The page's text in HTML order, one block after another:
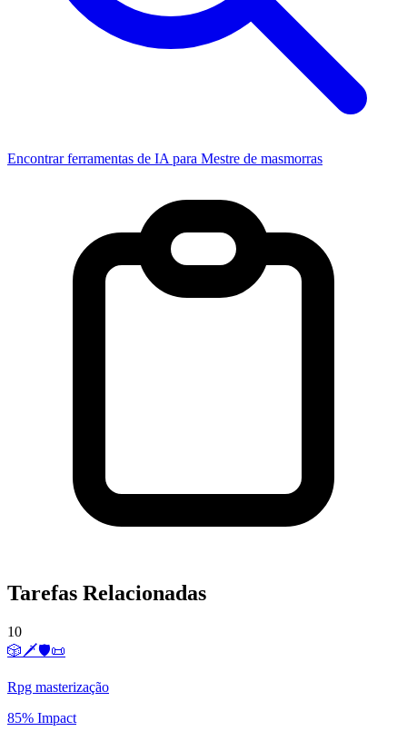
Encontrar ferramentas de IA para Mestre de masmorras
Tarefas Relacionadas
10
🎲🗡️🛡️📜
Rpg masterização
85% Impact